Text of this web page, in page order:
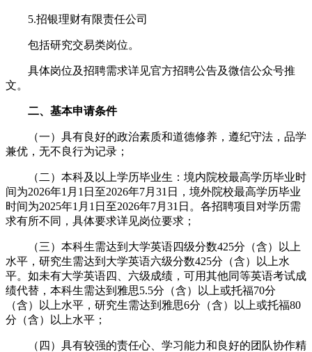
5.招银理财有限责任公司
包括研究交易类岗位。
具体岗位及招聘需求详见官方招聘公告及微信公众号推
文。
二、基本申请条件
（一）具有良好的政治素质和道德修养，遵纪守法，品学
兼优，无不良行为记录；
（二）本科及以上学历毕业生：境内院校最高学历毕业时
间为2026年1月1日至2026年7月31日，境外院校最高学历毕业
时间为2025年1月1日至2026年7月31日。各招聘项目对学历需
求有所不同，具体要求详见岗位要求；
（三）本科生需达到大学英语四级分数425分（含）以上
水平，研究生需达到大学英语六级分数425分（含）以上水
平。如未有大学英语四、六级成绩，可用其他同等英语考试成
绩代替，本科生需达到雅思5.5分（含）以上或托福70分
（含）以上水平，研究生需达到雅思6分（含）以上或托福80
分（含）以上水平；
（四）具有较强的责任心、学习能力和良好的团队协作精